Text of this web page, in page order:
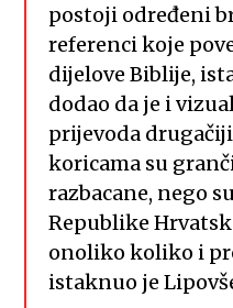
postoji određeni
referenci koje
dijelove Biblije,
dodao da je i
prijevoda
koricama su
razbacane, nego
Republike
onoliko koliko i
istaknuo je